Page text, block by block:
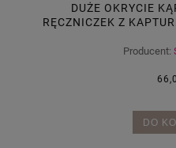
DUŻE OKRYCIE
RĘCZNICZEK Z
Producent:
DO